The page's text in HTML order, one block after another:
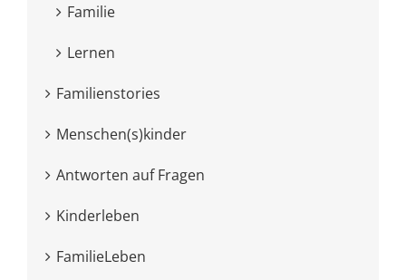
Familie
Lernen
Familienstories
Menschen(s)kinder
Antworten auf Fragen
Kinderleben
FamilieLeben